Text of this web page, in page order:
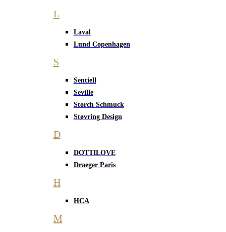
L
Laval
Lund Copenhagen
S
Sentiell
Seville
Storch Schmuck
Støvring Design
D
DOTTILOVE
Draeger Paris
H
HCA
M